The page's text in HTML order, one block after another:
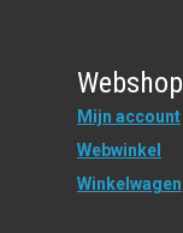
Webshop
Mijn account
Webwinkel
Winkelwagen